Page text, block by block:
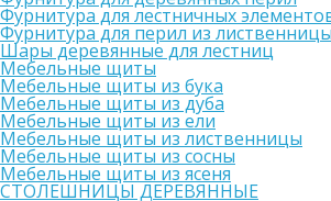
Фурнитура для лестничных
Фурнитура для перил из лиственницы
Шары деревянные для лестниц
Мебельные щиты
Мебельные щиты из бука
Мебельные щиты из дуба
Мебельные щиты из ели
Мебельные щиты из лиственницы
Мебельные щиты из сосны
Мебельные щиты из ясеня
СТОЛЕШНИЦЫ ДЕРЕВЯННЫЕ